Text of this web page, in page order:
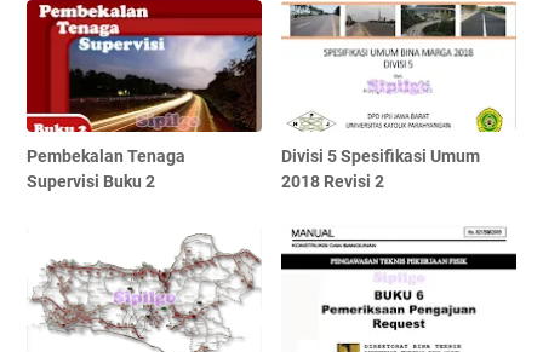
Pembekalan Tenaga
Supervisi Buku 2
Divisi 5 Spesifikasi Umum
2018 Revisi 2